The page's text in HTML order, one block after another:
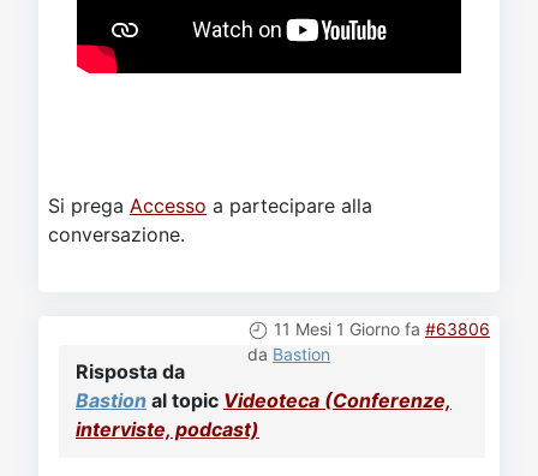
Si prega Accesso a partecipare alla
conversazione.
11 Mesi 1 Giorno fa #63806
da Bastion
Risposta da
Bastion al topic Videoteca (Conferenze,
interviste, podcast)